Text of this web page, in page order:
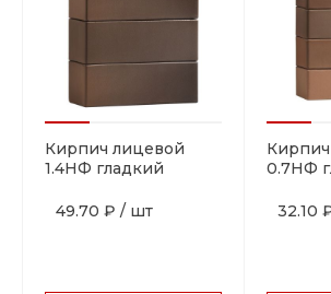
Кирпич лицевой
1.4НФ гладкий
49.70 ₽ / шт
0.7НФ
32.10